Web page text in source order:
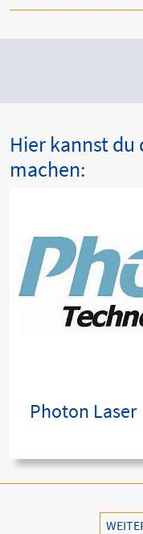
Hier kannst du
machen:
Photon Laser